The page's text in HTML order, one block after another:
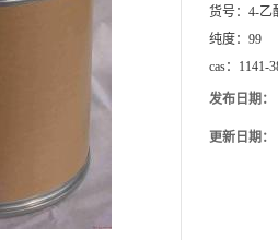
货号： 4-乙
纯度： 99
cas： 1141-
发布日期：
更新日期：